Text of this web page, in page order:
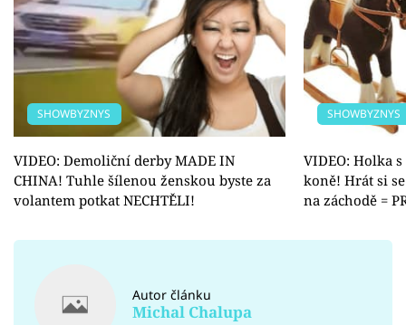
SHOWBYZNYS
VIDEO: Demoliční derby MADE IN
CHINA! Tuhle šílenou ženskou byste za
volantem potkat NECHTĚLI!
SHOWBYZNYS
VIDEO: Holka
koně! Hrát si
na záchodě =
Autor článku
Michal Chalupa